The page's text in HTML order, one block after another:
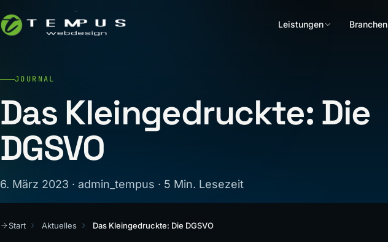
Leistungen Branchen
JOURNAL
Das Kleingedruckte: Die
DGSVO
6. März 2023 · admin_tempus · 5 Min. Lesezeit
Start Aktuelles Das Kleingedruckte: Die DGSVO